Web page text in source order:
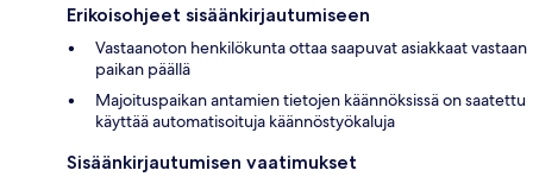
Erikoisohjeet sisäänkirjautumiseen
Vastaanoton henkilökunta ottaa saapuvat asiakkaat vastaan
paikan päällä
Majoituspaikan antamien tietojen käännöksissä on saatettu
käyttää automatisoituja käännöstyökaluja
Sisäänkirjautumisen vaatimukset